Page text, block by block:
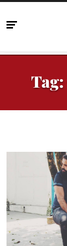
Tag: